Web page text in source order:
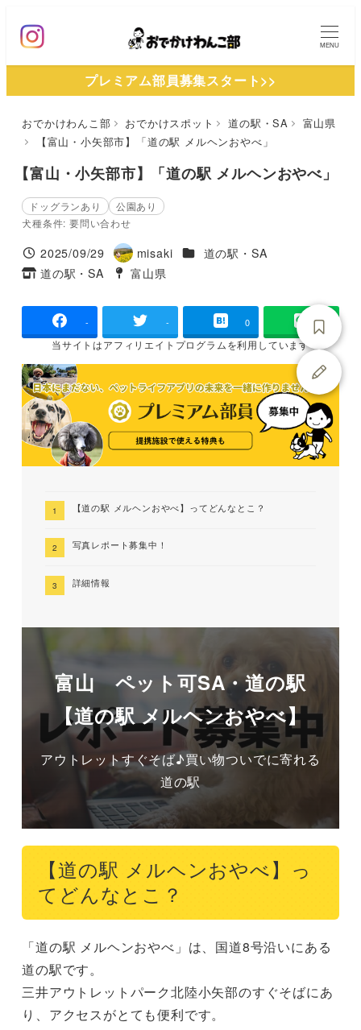
ン
MENU
プレミアム部員募集スタート>>
おでかけわんこ部 おでかけスポット 道の駅・SA
富山県
【富山・小矢部市】「道の駅 メルヘンおやべ」
【富山・小矢部市】「道の駅 メルヘンおやべ」
ドッグランあり
公園あり
犬種条件: 要問い合わせ
投稿日
2025/09/29
著
者
misaki 施設ジャンル
道の駅・SA
タグ
道の駅・SA
タグ
富山県
- - 0
当サイトはアフィリエイトプログラムを利用しています
【道の駅 メルヘンおやべ】ってどんなとこ？
写真レポート募集中！
詳細情報
富山 ペット可SA・道の駅
【道の駅 メルヘンおやべ】
アウトレットすぐそば♪買い物ついでに寄れる
道の駅
【道の駅 メルヘンおやべ】っ
てどんなとこ？
「道の駅 メルヘンおやべ」は、国道8号沿いにある
道の駅です。
三井アウトレットパーク北陸小矢部のすぐそばにあ
り、アクセスがとても便利です。